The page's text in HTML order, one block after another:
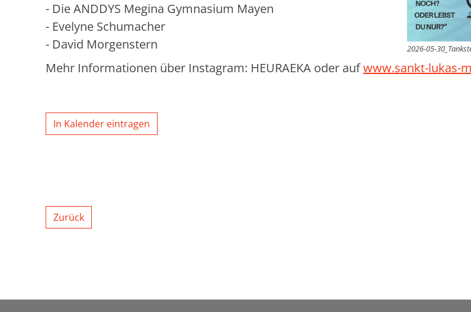
2026-05-
- Die ANDDYS Megina Gymnasium Mayen
- Evelyne Schumacher
- David Morgenstern
Mehr Informationen über Instagram: HEURAEKA oder aufwww.sankt-lukas-
In Kalender eintragen
Zurück